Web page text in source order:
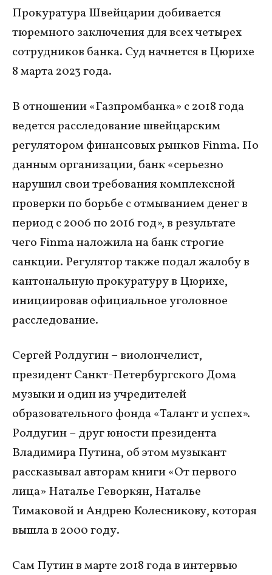
Прокуратура Швейцарии добивается
тюремного заключения для всех четырех
сотрудников банка. Суд начнется в Цюрихе
8 марта 2023 года.
В отношении «Газпромбанка» с 2018 года
ведется расследование швейцарским
регулятором финансовых рынков Finma. По
данным организации, банк «серьезно
нарушил свои требования комплексной
проверки по борьбе с отмыванием денег в
период с 2006 по 2016 год», в результате
чего Finma наложила на банк строгие
санкции. Регулятор также подал жалобу в
кантональную прокуратуру в Цюрихе,
инициировав официальное уголовное
расследование.
Сергей Ролдугин – виолончелист,
президент Санкт-Петербургского Дома
музыки и один из учредителей
образовательного фонда «Талант и успех».
Ролдугин – друг юности президента
Владимира Путина, об этом музыкант
рассказывал авторам книги «От первого
лица» Наталье Геворкян, Наталье
Тимаковой и Андрею Колесникову, которая
вышла в 2000 году.
Сам Путин в марте 2018 года в интервью